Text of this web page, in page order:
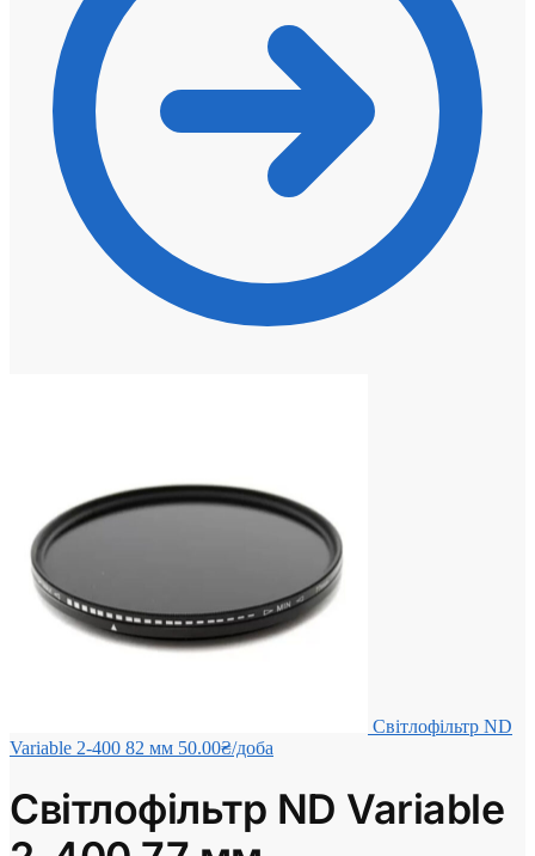
Світлофільтр ND
Variable 2-400 82 мм 50.00₴/доба
Світлофільтр ND Variable